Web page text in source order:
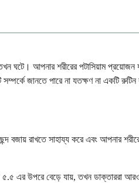
তখন ঘটে। আপনার শরীরের পটাসিয়াম
জানতে পারে না যতক্ষণ না একটি
রাখতে সাহায্য করে এবং আপনার
৫.৫ এর উপরে বেড়ে যায়, তখন